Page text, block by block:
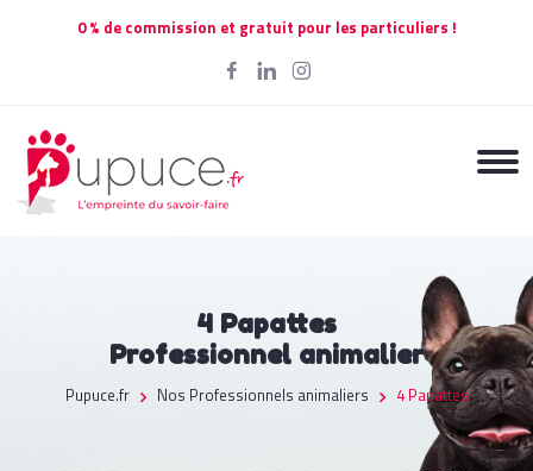
0 % de commission et gratuit pour les particuliers !
4 Papattes
Professionnel animalier
Pupuce.fr Nos Professionnels animaliers 4 Papattes